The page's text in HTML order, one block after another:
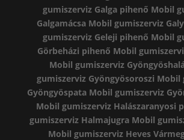
gumiszerviz Galga pihenő Mobil
Galgamácsa Mobil gumiszerviz
gumiszerviz Geleji pihenő Mobil
Görbeházi pihenő Mobil
Mobil gumiszerviz
gumiszerviz Gyöngyösoroszi Mobil
Gyöngyöspata Mobil gumiszerviz
Mobil gumiszerviz Halászaranyosi
gumiszerviz Halmajugra Mobil
Mobil gumiszerviz Heves